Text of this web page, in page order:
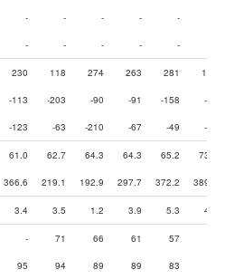
- - - - -
- - - - -
230 118 274 263 281 141
-113 -203 -90 -91 -158 -59
-123 -63 -210 -67 -49 -64
61.0 62.7 64.3 64.3 65.2 73.7
366.6 219.1 192.9 297.7 372.2 389.2
3.4 3.5 1.2 3.9 5.3 4.2
- 71 66 61 57
95 94 89 89 83